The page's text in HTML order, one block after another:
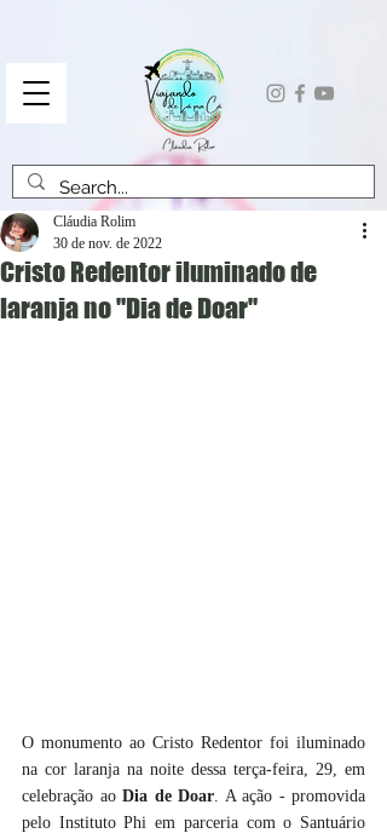
Cristo Redentor iluminado de
laranja no "Dia de Doar"
Cláudia Rolim
30 de nov. de 2022
O monumento ao Cristo Redentor foi iluminado
na cor laranja na noite dessa terça-feira, 29, em
celebração ao Dia de Doar. A ação - promovida
pelo Instituto Phi em parceria com o Santuário